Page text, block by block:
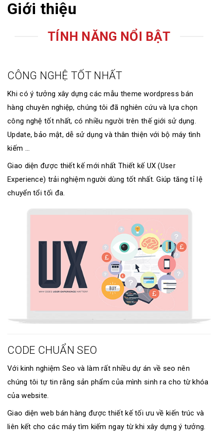
Giới thiệu
TÍNH NĂNG NỔI BẬT
CÔNG NGHỆ TỐT NHẤT
Khi có ý tưởng xây dựng các mẫu theme wordpress bán
hàng chuyên nghiệp, chúng tôi đã nghiên cứu và lựa chọn
công nghệ tốt nhất, có nhiều người trên thế giới sử dụng.
Update, bảo mật, dễ sử dụng và thân thiện với bộ máy tình
kiếm ...
Giao diện được thiết kế mới nhất Thiết kế UX (User
Experience) trải nghiệm người dùng tốt nhất. Giúp tăng tỉ lệ
chuyển tổi tối đa.
CODE CHUẨN SEO
Với kinh nghiệm Seo và làm rất nhiều dự án về seo nên
chúng tôi tự tin rằng sản phẩm của mình sinh ra cho từ khóa
của website.
Giao diện web bán hàng được thiết kế tối ưu về kiến trúc và
liên kết cho các máy tìm kiếm ngay từ khi xây dựng ý tưởng.